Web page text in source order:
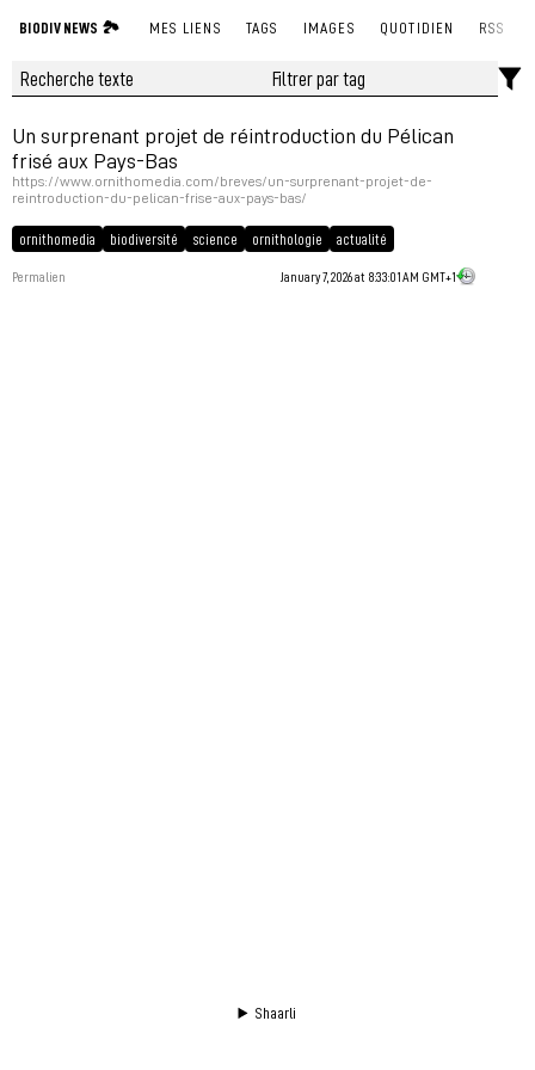
BIODIV NEWS 🏞 MES LIENS TAGS IMAGES QUOTIDIEN RSS
Un surprenant projet de réintroduction du Pélican
frisé aux Pays-Bas
https://www.ornithomedia.com/breves/un-surprenant-projet-de-
reintroduction-du-pelican-frise-aux-pays-bas/
ornithomedia biodiversité science ornithologie actualité
Permalien January 7, 2026 at 8:33:01 AM GMT+1
Shaarli